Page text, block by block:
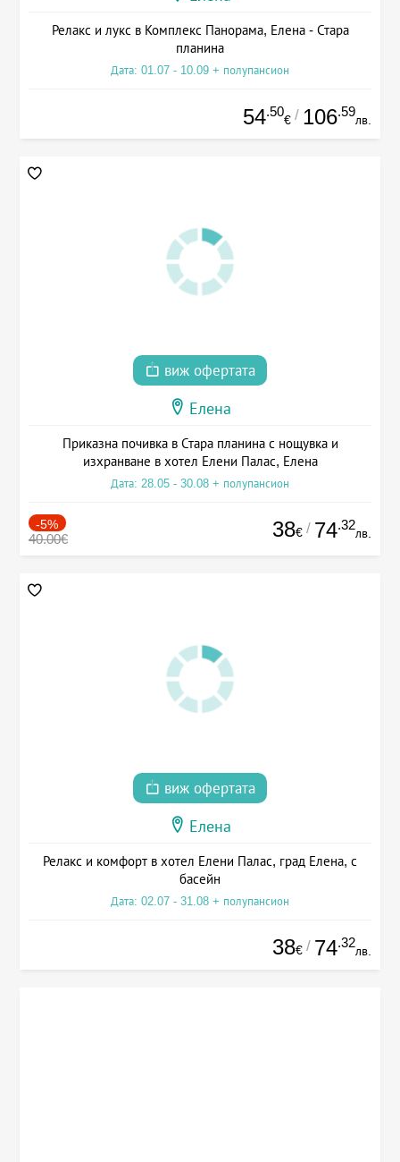
Релакс и лукс в Комплекс Панорама, Елена - Стара
планина
Дата: 01.07 - 10.09 + полупансион
54.50
€ / 106.59
лв.
виж офертата
Елена
Приказна почивка в Стара планина с нощувка и
изхранване в хотел Елени Палас, Елена
Дата: 28.05 - 30.08 + полупансион
-5%
40.00€ 38€ / 74.32
лв.
виж офертата
Елена
Релакс и комфорт в хотел Елени Палас, град Елена, с
басейн
Дата: 02.07 - 31.08 + полупансион
38€ / 74.32
лв.